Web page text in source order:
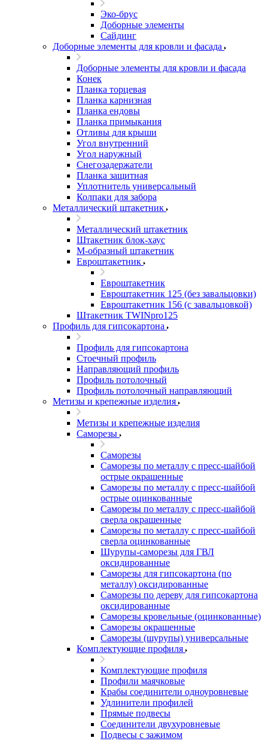
Эко-брус
Доборные элементы
Сайдинг
Доборные элементы для кровли и фасада
Доборные элементы для кровли и фасада
Конек
Планка торцевая
Планка карнизная
Планка ендовы
Планка примыкания
Отливы для крыши
Угол внутренний
Угол наружный
Снегозадержатели
Планка защитная
Уплотнитель универсальный
Колпаки для забора
Металлический штакетник
Металлический штакетник
Штакетник блок-хаус
М-образный штакетник
Евроштакетник
Евроштакетник
Евроштакетник 125 (без завальцовки)
Евроштакетник 156 (с завальцовкой)
Штакетник TWINpro125
Профиль для гипсокартона
Профиль для гипсокартона
Стоечный профиль
Направляющий профиль
Профиль потолочный
Профиль потолочный направляющий
Метизы и крепежные изделия
Метизы и крепежные изделия
Саморезы
Саморезы
Саморезы по металлу с пресс-шайбой
острые окрашенные
Саморезы по металлу с пресс-шайбой
острые оцинкованные
Саморезы по металлу с пресс-шайбой
сверла окрашенные
Саморезы по металлу с пресс-шайбой
сверла оцинкованные
Шурупы-саморезы для ГВЛ
оксидированные
Саморезы для гипсокартона (по
металлу) оксидированные
Саморезы по дереву для гипсокартона
оксидированные
Саморезы кровельные (оцинкованные)
Саморезы окрашенные
Саморезы (шурупы) универсальные
Комплектующие профиля
Комплектующие профиля
Профили маячковые
Крабы соединители одноуровневые
Удлинители профилей
Прямые подвесы
Соединители двухуровневые
Подвесы с зажимом